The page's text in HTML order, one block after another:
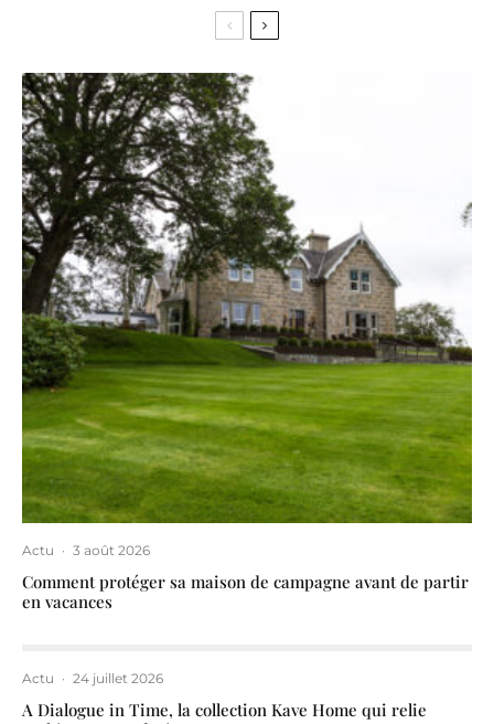
Actu · 3 août 2026
Comment protéger sa maison de campagne avant de partir
en vacances
Actu · 24 juillet 2026
A Dialogue in Time, la collection Kave Home qui relie